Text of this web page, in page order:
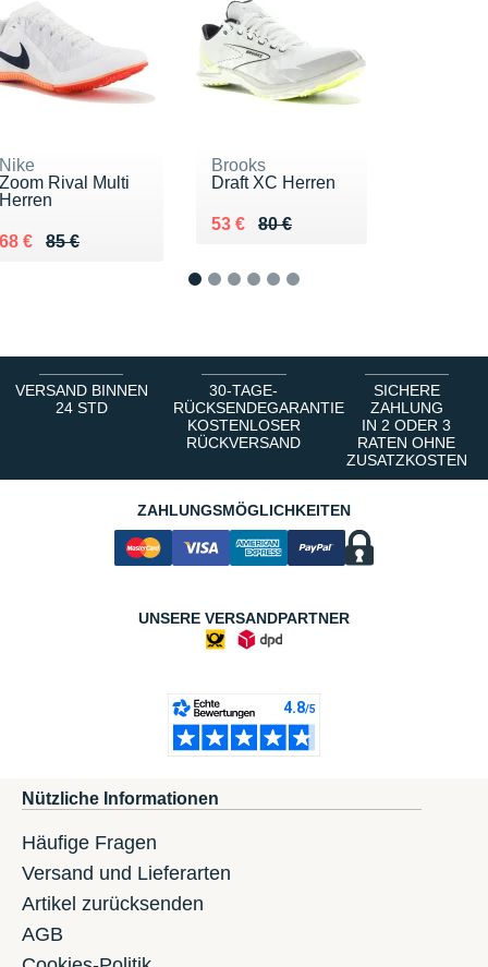
Nike
Zoom Rival Multi
Herren
85 €
lieu de 85 €
68 € 68 €
Brooks
Draft XC Herren
80 €
Au lieu de 80 €
53 €
Vendu 53 €
VERSAND BINNEN
24 STD
30-TAGE-
RÜCKSENDEGARANTIE
KOSTENLOSER
RÜCKVERSAND
SICHERE
ZAHLUNG
IN 2 ODER 3
RATEN OHNE
ZUSATZKOSTEN
ZAHLUNGSMÖGLICHKEITEN
UNSERE VERSANDPARTNER
Nützliche Informationen
Häufige Fragen
Versand und Lieferarten
Artikel zurücksenden
AGB